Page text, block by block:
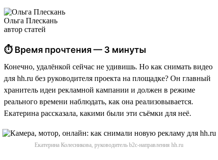
Ольга Плескань
автор статей
⏱ Время прочтения — 3 минуты
Конечно, удалёнкой сейчас не удивишь. Но как снимать видео
для hh.ru без руководителя проекта на площадке? Он главный
хранитель идеи рекламной кампании и должен в режиме
реального времени наблюдать, как она реализовывается.
Екатерина рассказала, какими были эти съёмки для неё.
Екатерина Колесникова, руководитель b2c-направления hh.ru